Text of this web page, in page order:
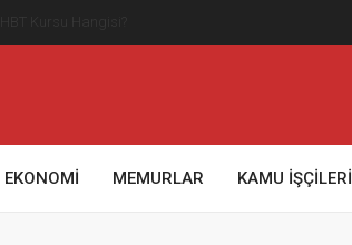
EKONOMİ MEMURLAR KAMU İŞÇİLERİ